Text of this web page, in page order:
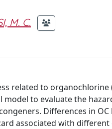
M. C.
related to
to evaluate the
Differences in
associated with